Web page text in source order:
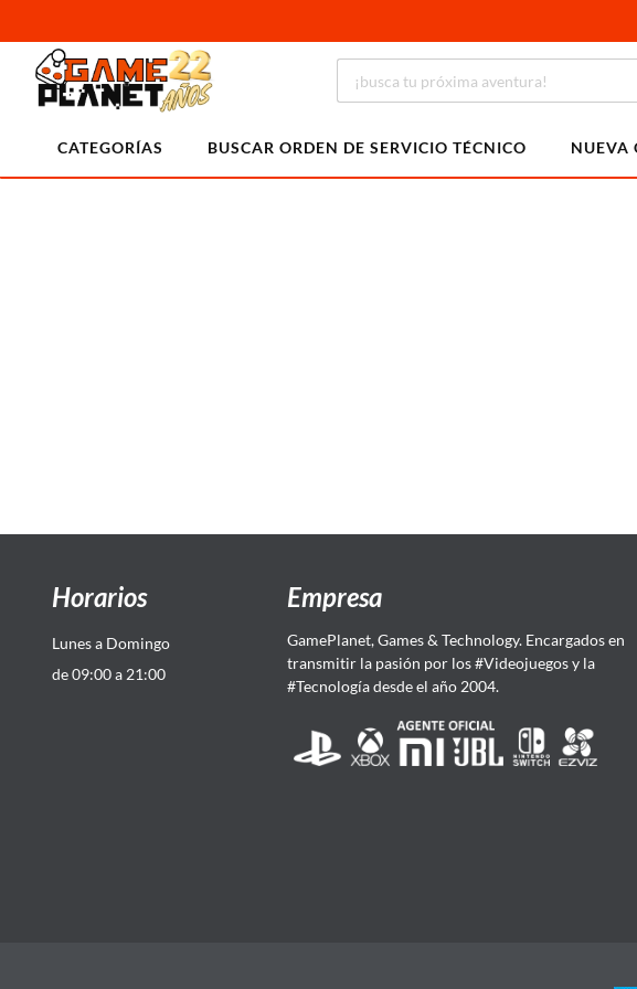
CATEGORÍAS BUSCAR ORDEN DE SERVICIO TÉCNICO NUEVA
Horarios
Lunes a Domingo
de 09:00 a 21:00
Empresa
GamePlanet, Games & Technology. Encargados en
transmitir la pasión por los #Videojuegos y la
#Tecnología desde el año 2004.